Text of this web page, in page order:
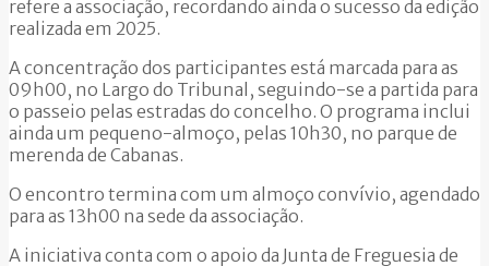
refere a associação, recordando ainda o sucesso da edição
realizada em 2025.
A concentração dos participantes está marcada para as
09h00, no Largo do Tribunal, seguindo-se a partida para
o passeio pelas estradas do concelho. O programa inclui
ainda um pequeno-almoço, pelas 10h30, no parque de
merenda de Cabanas.
O encontro termina com um almoço convívio, agendado
para as 13h00 na sede da associação.
A iniciativa conta com o apoio da Junta de Freguesia de